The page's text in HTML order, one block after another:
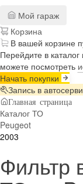
Мой гараж
Корзина
В вашей корзине
Перейдите в
можете посмотреть
Начать покупки
Запись в
Главная страница
Каталог ТО
Peugeot
2003
Фильтр